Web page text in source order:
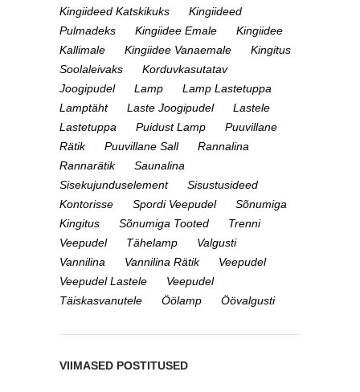
Kingiideed Katskikuks
Kingiideed
Pulmadeks
Kingiidee Emale
Kingiidee
Kallimale
Kingiidee Vanaemale
Kingitus
Soolaleivaks
Korduvkasutatav
Joogipudel
Lamp
Lamp Lastetuppa
Lamptäht
Laste Joogipudel
Lastele
Lastetuppa
Puidust Lamp
Puuvillane
Rätik
Puuvillane Sall
Rannalina
Rannarätik
Saunalina
Sisekujunduselement
Sisustusideed
Kontorisse
Spordi Veepudel
Sõnumiga
Kingitus
Sõnumiga Tooted
Trenni
Veepudel
Tähelamp
Valgusti
Vannilina
Vannilina Rätik
Veepudel
Veepudel Lastele
Veepudel
Täiskasvanutele
Öölamp Öövalgusti
VIIMASED POSTITUSED